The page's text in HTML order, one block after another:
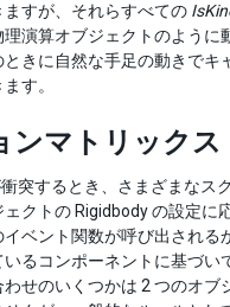
すが、それらすべての
演算オブジェクトのように
きに自然な手足の動きでキ
す。
ンマトリックス
突するとき、さまざまなス
クトの Rigidbody の設定に
ベント関数が呼び出される
るコンポーネントに基づい
せのいくつかは 2 つのオブ